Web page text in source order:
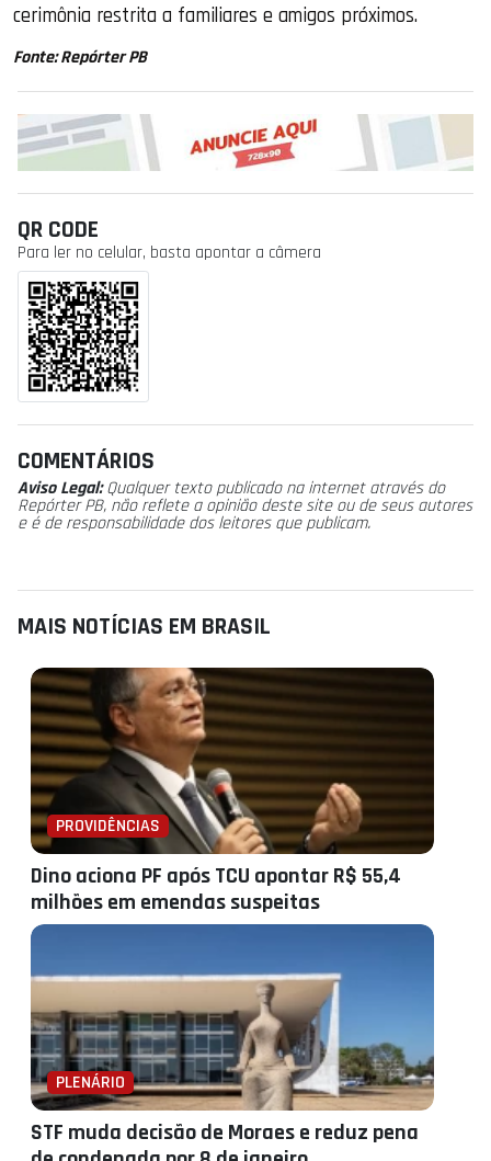
cerimônia restrita a familiares e amigos próximos.
Fonte: Repórter PB
QR CODE
Para ler no celular, basta apontar a câmera
COMENTÁRIOS
Aviso Legal:Qualquer texto publicado na internet através do
Repórter PB, não reflete a opinião deste site ou de seus autores
e é de responsabilidade dos leitores que publicam.
MAIS NOTÍCIAS EM BRASIL
PROVIDÊNCIAS
Dino aciona PF após TCU apontar R$ 55,4
milhões em emendas suspeitas
PLENÁRIO
STF muda decisão de Moraes e reduz pena